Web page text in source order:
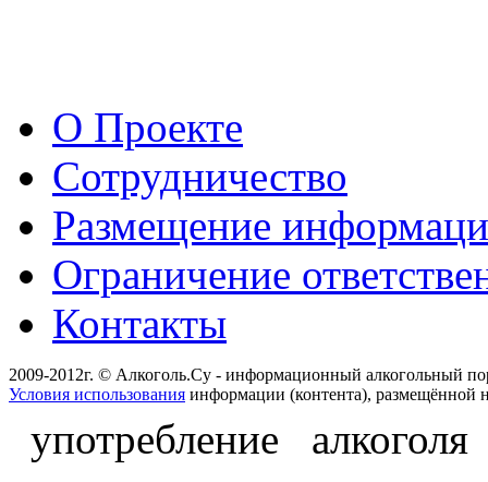
О Проекте
Сотрудничество
Размещение
Ограничение
Контакты
2009-2012г. © Алкоголь.Су - информационный алкогольный
Условия использования информации (контента), размещённой
употребление